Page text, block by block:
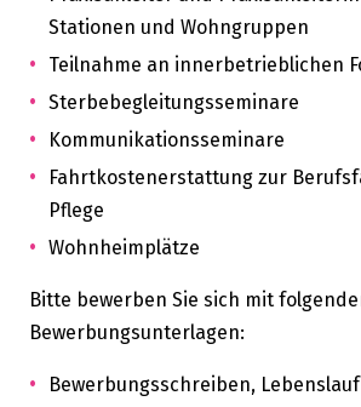
Stationen und Wohngruppen
Teilnahme an innerbetrieblichen
Sterbebegleitungsseminare
Kommunikationsseminare
Fahrtkostenerstattung zur
Pflege
Wohnheimplätze
Bitte bewerben Sie sich mit
Bewerbungsunterlagen:
Bewerbungsschreiben, Lebenslauf